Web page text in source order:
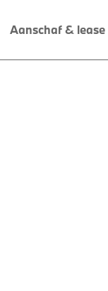
Aanschaf & lease